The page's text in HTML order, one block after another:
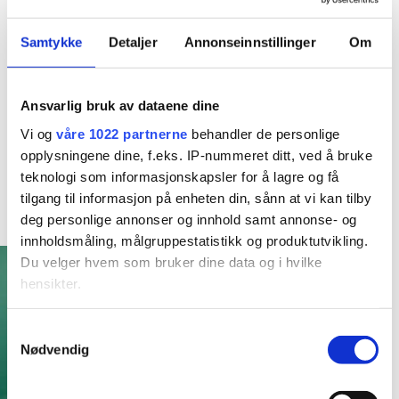
Samtykke Detaljer Annonseinnstillinger Om
Ansvarlig bruk av dataene dine
Vi og våre 1022 partnerne behandler de personlige
opplysningene dine, f.eks. IP-nummeret ditt, ved å bruke
teknologi som informasjonskapsler for å lagre og få
tilgang til informasjon på enheten din, sånn at vi kan tilby
deg personlige annonser og innhold samt annonse- og
innholdsmåling, målgruppestatistikk og produktutvikling.
Du velger hvem som bruker dine data og i hvilke
hensikter.
Innhente informasjon om den geografiske
Nødvendig
med å produsere alt selv til privatkunder. Det ligger mye
valgte å ta inn klesmerker som jeg selv elsker og har selv
oss selv i allefall
) så hvorfor skal ikke vi ha en like kul
vintageinspirert klesbutikk som de andre kule byene har?
Resten er historie og i dag er Emm K. en liten bedrift
med fine vikarer og støttespillere og kanskje de kuleste
kundene?
5 år er gått, spennende å se hva de neste 5
vil by på! Takk til dere alle, love you all
Accessories
Edith lace tights mørk
oliven
kr269,00
Kjøp nå!
French Beret – Lucky
Green
kr349,00
Kjøp nå!